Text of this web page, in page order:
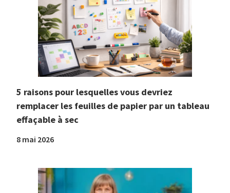
5 raisons pour lesquelles vous devriez
remplacer les feuilles de papier par un tableau
effaçable à sec
8 mai 2026